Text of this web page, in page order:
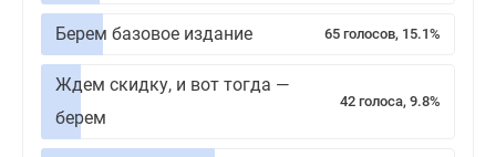
Берем базовое издание 65 голосов, 15.1%
Ждем скидку, и вот тогда —
берем
42 голоса, 9.8%